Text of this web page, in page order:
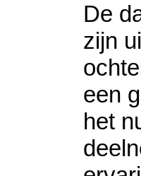
De
zijn
een
het